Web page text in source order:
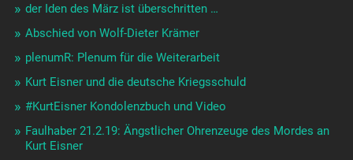
der Iden des März ist überschritten …
Abschied von Wolf-Dieter Krämer
plenumR: Plenum für die Weiterarbeit
Kurt Eisner und die deutsche Kriegsschuld
#KurtEisner Kondolenzbuch und Video
Faulhaber 21.2.19: Ängstlicher Ohrenzeuge des Mordes an
Kurt Eisner